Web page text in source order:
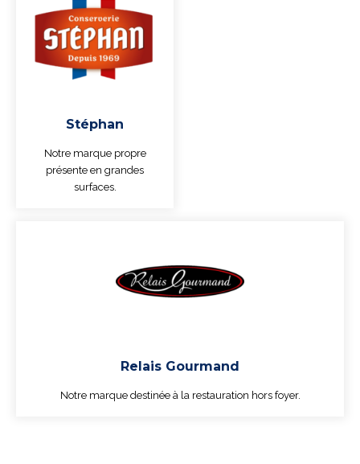
Stéphan
Notre marque propre
présente en grandes
surfaces.
Relais Gourmand
Notre marque destinée à la restauration hors foyer.